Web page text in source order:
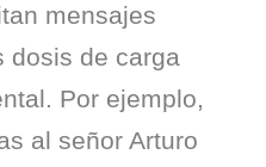
mensajes
dosis de carga
Por ejemplo,
al señor Arturo